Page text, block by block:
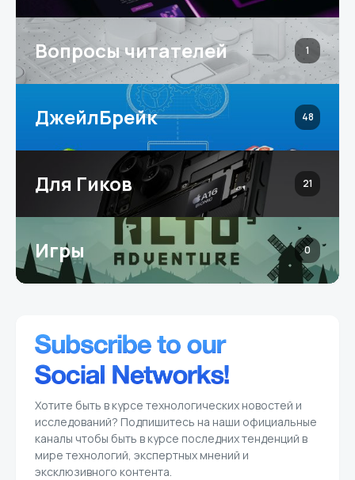
Вопросы читателей 1
ДжейлБрейк 48
Для Гиков 21
Игры 0
Хотите быть в курсе технологических новостей и
исследований? Подпишитесь на наши официальные
каналы чтобы быть в курсе последних тенденций в
мире технологий, экспертных мнений и
эксклюзивного контента.